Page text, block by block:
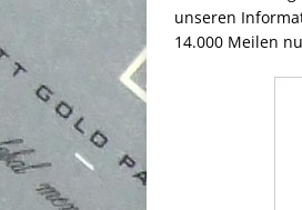
unseren
14.000 Meilen